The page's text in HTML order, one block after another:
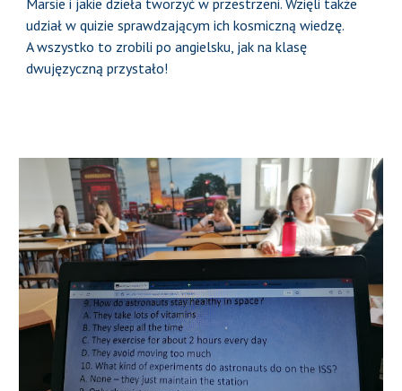
Marsie i jakie dzieła tworzyć w przestrzeni. Wzięli także
udział w quizie sprawdzającym ich kosmiczną wiedzę.
A wszystko to zrobili po angielsku, jak na klasę
dwujęzyczną przystało!